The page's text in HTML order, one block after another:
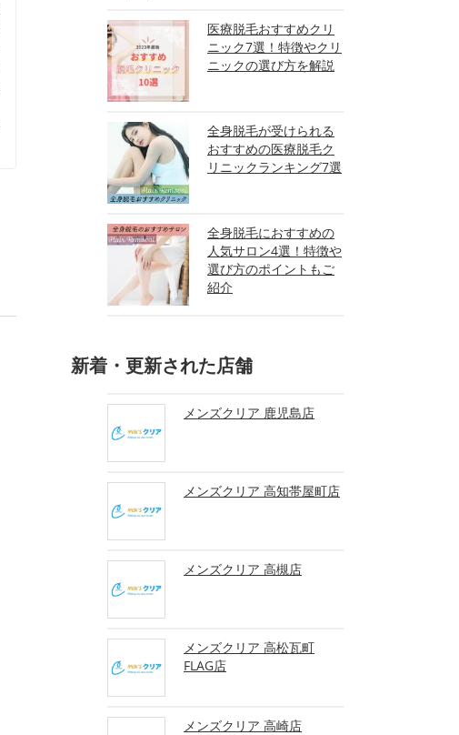
医療脱毛おすすめクリ
ニック7選！特徴やクリ
ニックの選び方を解説
全身脱毛が受けられる
おすすめの医療脱毛ク
リニックランキング7選
全身脱毛におすすめの
人気サロン4選！特徴や
選び方のポイントもご
紹介
新着・更新された店舗
メンズクリア 鹿児島店
メンズクリア 高知帯屋町店
メンズクリア 高槻店
メンズクリア 高松瓦町
FLAG店
メンズクリア 高崎店